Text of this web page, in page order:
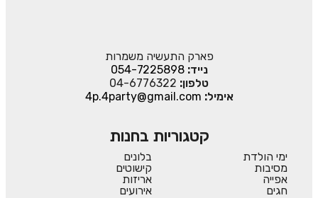
פארק התעשיה משמרות
נייד:054-7225898
טלפון: 04-6776322
אימיל: 4p.4party@gmail.com
קטגוריות בחנות
ימי הולדת
מסיבות
אפייה
חגים
בלונים
קישוטים
אריזות
אירועים